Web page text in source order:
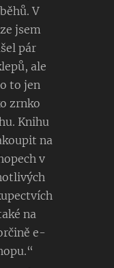
V
jsem
pár
ale
to jen
zrnko
Knihu
na
v
na
e-